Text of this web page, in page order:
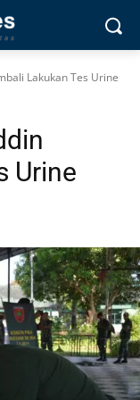
Lakukan Tes Urine
Urine